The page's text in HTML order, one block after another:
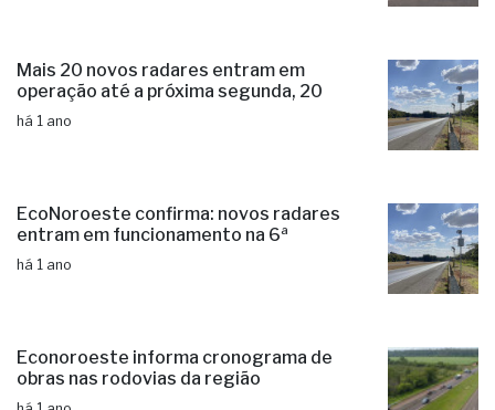
Mais 20 novos radares entram em
operação até a próxima segunda, 20
há 1 ano
EcoNoroeste confirma: novos radares
entram em funcionamento na 6ª
há 1 ano
Econoroeste informa cronograma de
obras nas rodovias da região